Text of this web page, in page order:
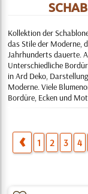
Kollektion der
das Stile der Moderne,
Jahrhunderts dauerte.
Unterschiedliche
in Ard Deko,
Moderne. Viele
Bordüre, Ecken und
1 2 3 4